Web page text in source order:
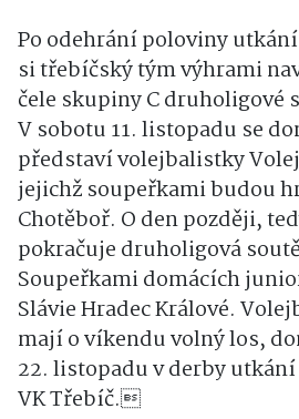
Po odehrání poloviny
si třebíčský tým výhrami
čele skupiny C druholigové
V sobotu 11. listopadu se
představí volejbalistky
jejichž soupeřkami budou
Chotěboř. O den později,
pokračuje druholigová
Soupeřkami domácích
Slávie Hradec Králové.
mají o víkendu volný los,
22. listopadu v derby
VK Třebíč.